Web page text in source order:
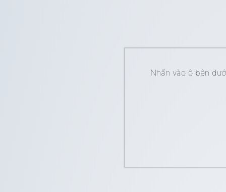
Nhấn vào ô bên